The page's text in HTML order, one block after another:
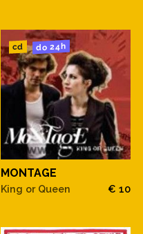
cd do 24h
MONTAGE
King or Queen € 10